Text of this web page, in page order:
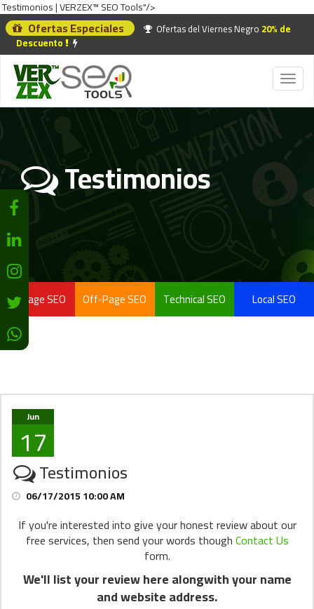
Testimonios | VERZEX™ SEO Tools"/>
Ofertas Especiales Ofertas del Viernes Negro 20% de
Descuento
Toggle
Testimonios
On-Page SEO Off-Page SEO Technical SEO Local SEO
Jun
17
Testimonios
06/17/2015 10:00 AM
If you're interested into give your honest review about our
free services, then send your words thoughContact Us
form.
We'll list your review here alongwith your name
and website address.